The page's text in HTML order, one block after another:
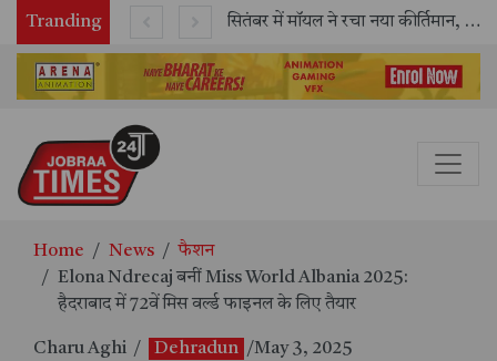
Tranding सितंबर में मॉयल ने रचा नया कीर्तिमान, अब तक का सर्वश्रेष्ठ उत्पादन दर्ज: दूसरी तिमाही में 10.3% की शानदार उत्पादन वृद्धि
Home News
फैशन
Elona Ndrecaj बनीं Miss World Albania 2025:
हैदराबाद में 72वें मिस वर्ल्ड फाइनल के लिए तैयार
Charu Aghi / Dehradun /May 3, 2025